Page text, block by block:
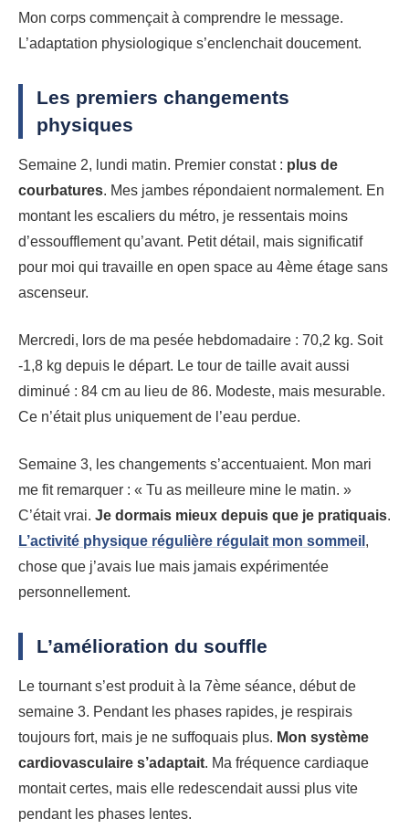
Mon corps commençait à comprendre le message.
L’adaptation physiologique s’enclenchait doucement.
Les premiers changements
physiques
Semaine 2, lundi matin. Premier constat : plus de
courbatures. Mes jambes répondaient normalement. En
montant les escaliers du métro, je ressentais moins
d’essoufflement qu’avant. Petit détail, mais significatif
pour moi qui travaille en open space au 4ème étage sans
ascenseur.
Mercredi, lors de ma pesée hebdomadaire : 70,2 kg. Soit
-1,8 kg depuis le départ. Le tour de taille avait aussi
diminué : 84 cm au lieu de 86. Modeste, mais mesurable.
Ce n’était plus uniquement de l’eau perdue.
Semaine 3, les changements s’accentuaient. Mon mari
me fit remarquer : « Tu as meilleure mine le matin. »
C’était vrai. Je dormais mieux depuis que je pratiquais.
L’activité physique régulière régulait mon sommeil ,
chose que j’avais lue mais jamais expérimentée
personnellement.
L’amélioration du souffle
Le tournant s’est produit à la 7ème séance, début de
semaine 3. Pendant les phases rapides, je respirais
toujours fort, mais je ne suffoquais plus. Mon système
cardiovasculaire s’adaptait. Ma fréquence cardiaque
montait certes, mais elle redescendait aussi plus vite
pendant les phases lentes.